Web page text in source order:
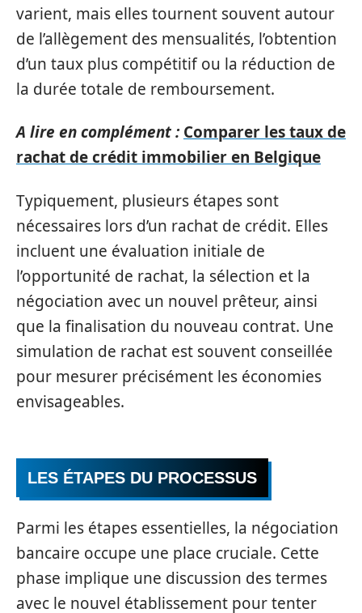
varient, mais elles tournent souvent autour
de l’allègement des mensualités, l’obtention
d’un taux plus compétitif ou la réduction de
la durée totale de remboursement.
A lire en complément : Comparer les taux de
rachat de crédit immobilier en Belgique
Typiquement, plusieurs étapes sont
nécessaires lors d’un rachat de crédit. Elles
incluent une évaluation initiale de
l’opportunité de rachat, la sélection et la
négociation avec un nouvel prêteur, ainsi
que la finalisation du nouveau contrat. Une
simulation de rachat est souvent conseillée
pour mesurer précisément les économies
envisageables.
LES ÉTAPES DU PROCESSUS
Parmi les étapes essentielles, la négociation
bancaire occupe une place cruciale. Cette
phase implique une discussion des termes
avec le nouvel établissement pour tenter